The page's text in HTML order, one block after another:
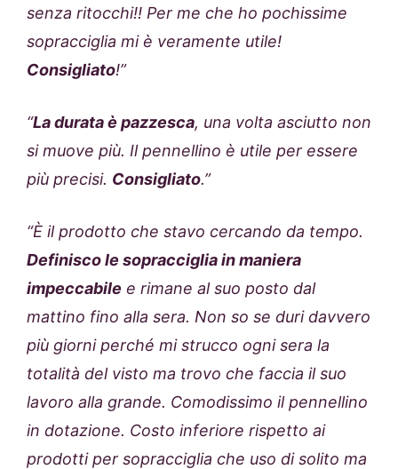
senza ritocchi!! Per me che ho pochissime
sopracciglia mi è veramente utile!
Consigliato!”
“La durata è pazzesca, una volta asciutto non
si muove più. Il pennellino è utile per essere
più precisi. Consigliato.”
“È il prodotto che stavo cercando da tempo.
Definisco le sopracciglia in maniera
impeccabile e rimane al suo posto dal
mattino fino alla sera. Non so se duri davvero
più giorni perché mi strucco ogni sera la
totalità del visto ma trovo che faccia il suo
lavoro alla grande. Comodissimo il pennellino
in dotazione. Costo inferiore rispetto ai
prodotti per sopracciglia che uso di solito ma